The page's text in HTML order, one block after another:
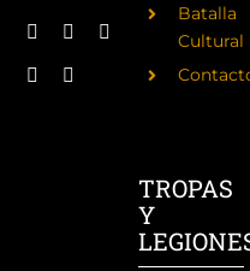
Batalla
Cultural
TROPAS
Y